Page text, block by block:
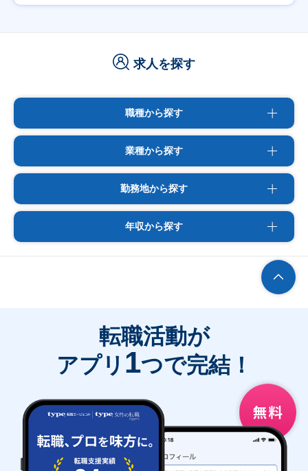
求人を探す
職種から探す
業種から探す
勤務地から探す
年収から探す
転職活動が
アプリ 1つで完結！